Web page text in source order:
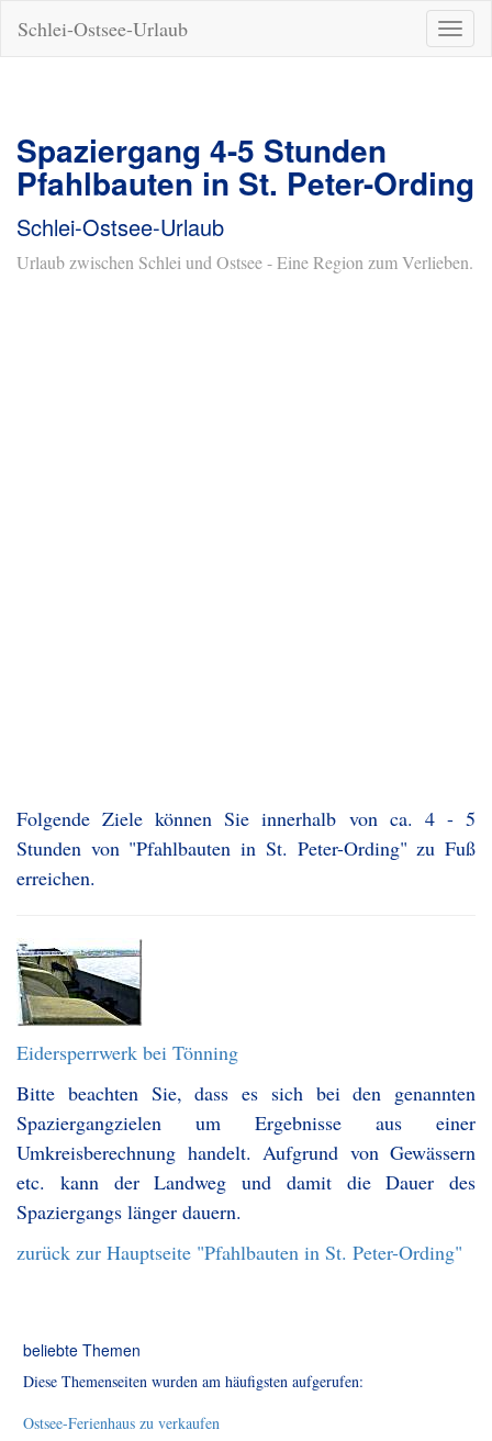
ein-/
Schlei-Ostsee-Urlaub
Spaziergang 4-5 Stunden
Pfahlbauten in St. Peter-Ording
Schlei-Ostsee-Urlaub
Urlaub zwischen Schlei und Ostsee - Eine Region zum Verlieben.
Folgende Ziele können Sie innerhalb von ca. 4 - 5
Stunden von "Pfahlbauten in St. Peter-Ording" zu Fuß
erreichen.
Eidersperrwerk bei Tönning
Bitte beachten Sie, dass es sich bei den genannten
Spaziergangzielen um Ergebnisse aus einer
Umkreisberechnung handelt. Aufgrund von Gewässern
etc. kann der Landweg und damit die Dauer des
Spaziergangs länger dauern.
zurück zur Hauptseite "Pfahlbauten in St. Peter-Ording"
beliebte Themen
Diese Themenseiten wurden am häufigsten aufgerufen:
Ostsee-Ferienhaus zu verkaufen